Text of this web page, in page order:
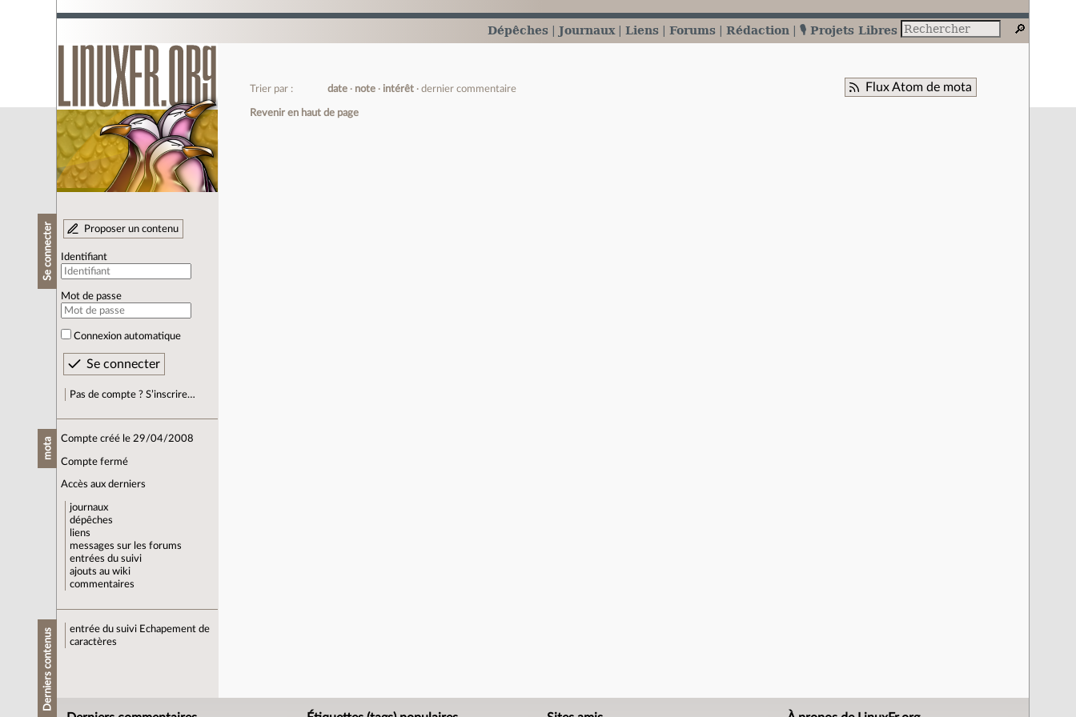
Dépêches Journaux Liens Forums Rédaction 🎙️ Projets Libres
Se connecter Proposer un contenu
Identifiant
Mot de passe
Connexion automatique
Pas de compte ? S’inscrire…
mota Compte créé le 29/04/2008
Compte fermé
Accès aux derniers
journaux
dépêches
liens
messages sur les forums
entrées du suivi
ajouts au wiki
commentaires
Derniers contenus entrée du suivi Echapement de
caractères
Flux Atom de mota
Trier par : date note intérêt dernier commentaire
Revenir en haut de page